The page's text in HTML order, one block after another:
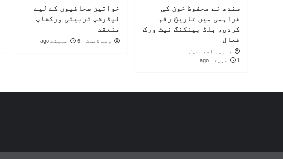
سندھ نے محفوظ خون کی
فراہمی میں تاریخ رقم
کردی، بلڈ بینکنگ نیٹ ورک
فعال
ماریہ اسماعیل
1 مہینہ ago
خواتین صحافیوں کے لیے
لیڈرشپ تربیتی ورکشاپ
منعقد
ویب ڈیسک 6 مہینے ago